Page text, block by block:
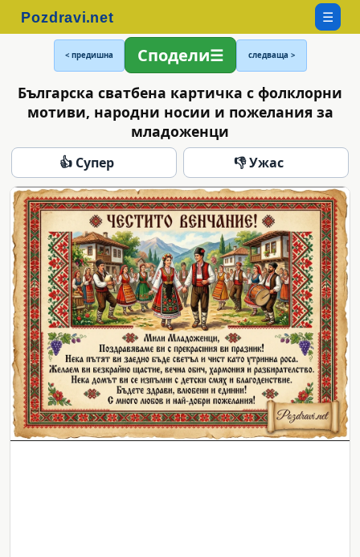
☰
< предишна Сподели следваща >
Българска сватбена картичка с фолклорни
мотиви, народни носии и пожелания за
младоженци
👍 Супер 👎 Ужас